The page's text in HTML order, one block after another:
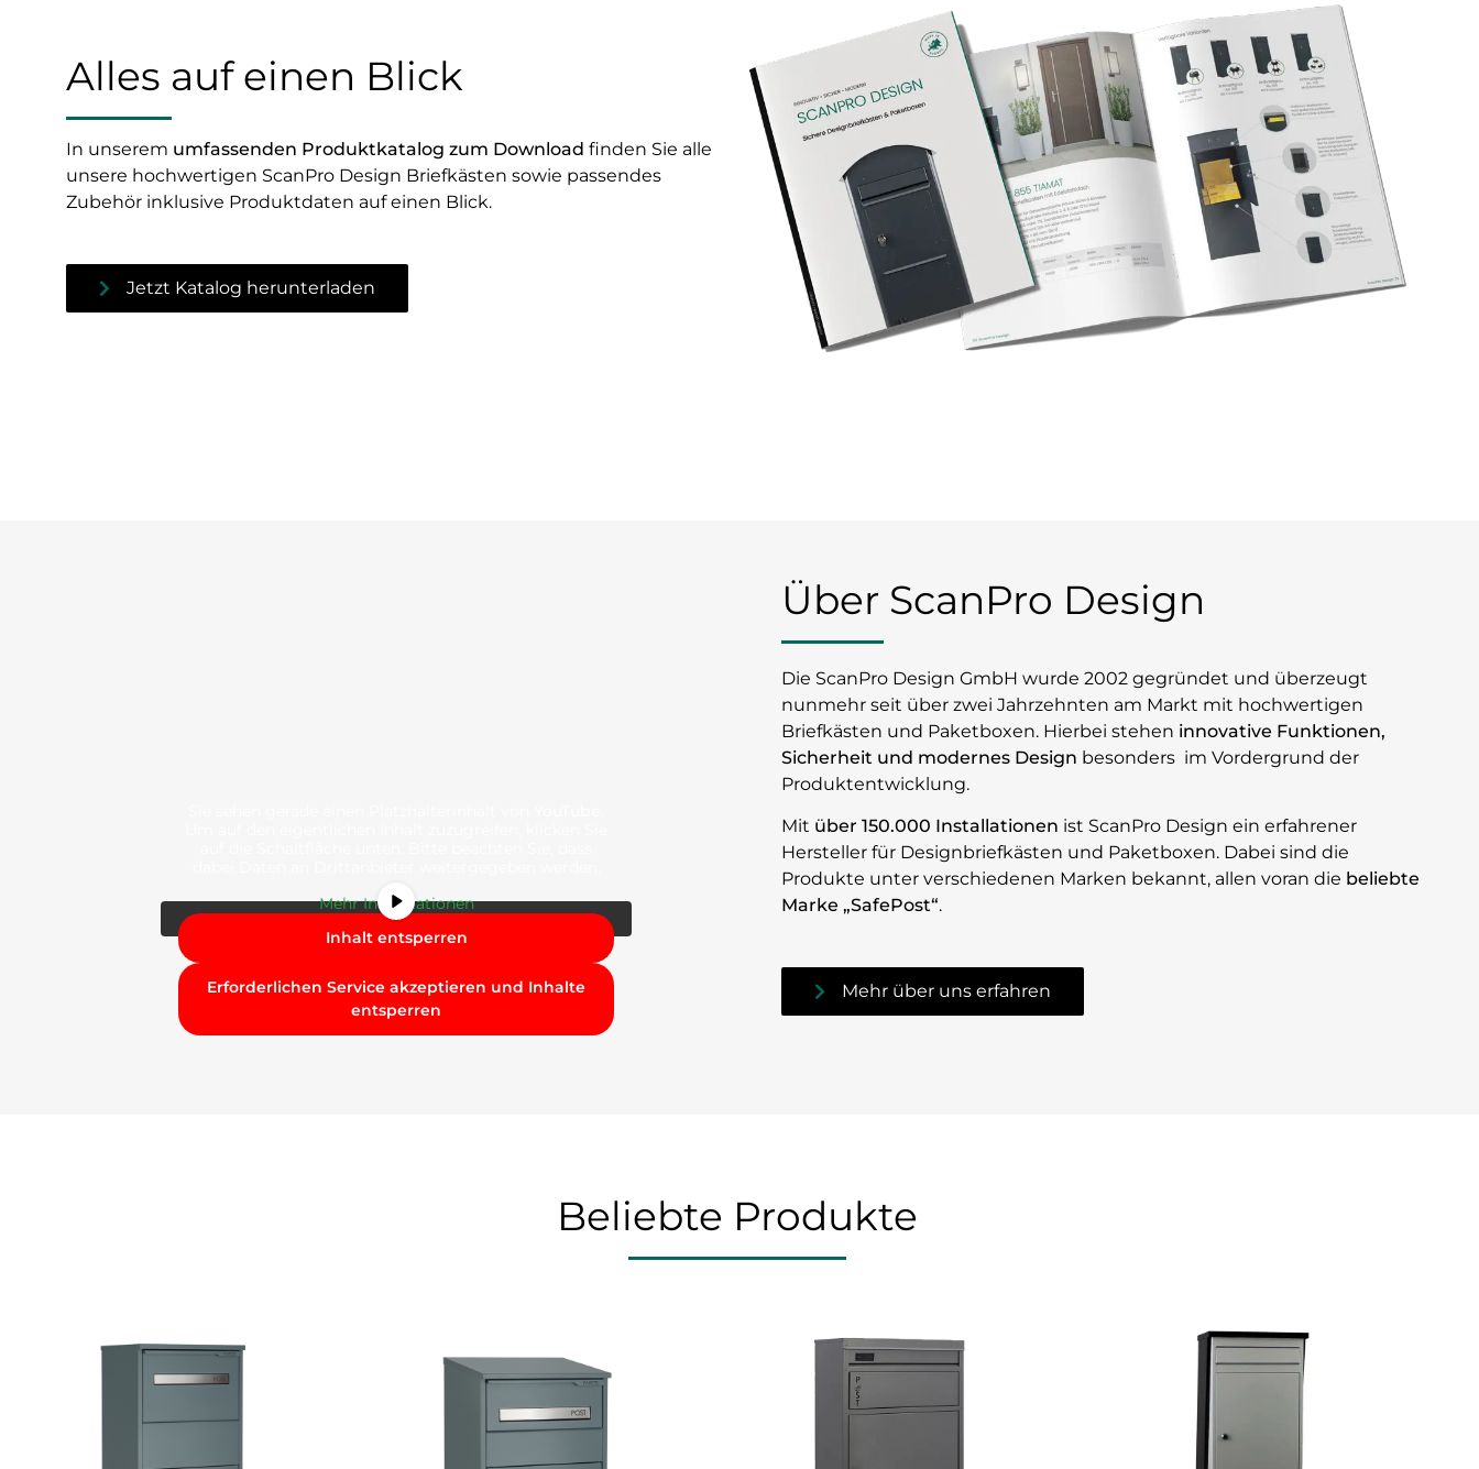
Alles auf einen Blick
In unserem umfassenden Produktkatalog zum Download finden Sie alle
unsere hochwertigen ScanPro Design Briefkästen sowie passendes
Zubehör inklusive Produktdaten auf einen Blick.
Jetzt Katalog herunterladen
Mehr Informationen
Inhalt entsperren
Erforderlichen Service akzeptieren und Inhalte
entsperren
Über ScanPro Design
Die ScanPro Design GmbH wurde 2002 gegründet und überzeugt
nunmehr seit über zwei Jahrzehnten am Markt mit hochwertigen
Briefkästen und Paketboxen. Hierbei stehen innovative Funktionen,
Sicherheit und modernes Design besonders im Vordergrund der
Produktentwicklung.
Mit über 150.000 Installationen ist ScanPro Design ein erfahrener
Hersteller für Designbriefkästen und Paketboxen. Dabei sind die
Produkte unter verschiedenen Marken bekannt, allen voran die beliebte
Marke „SafePost“.
Mehr über uns erfahren
Beliebte Produkte